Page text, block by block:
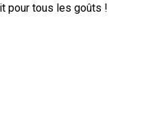
pour tous les goûts !
traditionnelle en